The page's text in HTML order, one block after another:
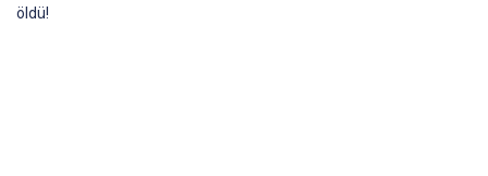
öldü!